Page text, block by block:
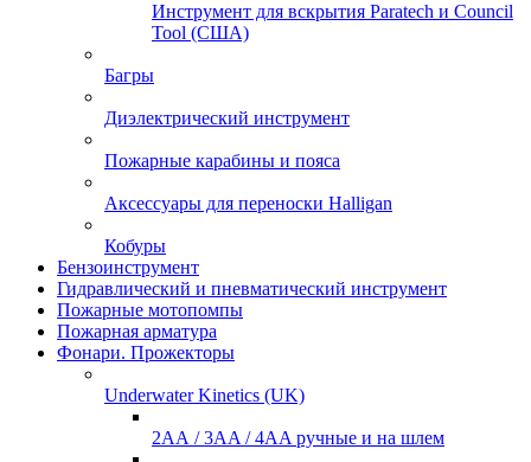
Инструмент для вскрытия Paratech и Council
Tool (США)
Багры
Диэлектрический инструмент
Пожарные карабины и пояса
Аксессуары для переноски Halligan
Кобуры
Бензоинструмент
Гидравлический и пневматический инструмент
Пожарные мотопомпы
Пожарная арматура
Фонари. Прожекторы
Underwater Kinetics (UK)
2АА / 3AA / 4AA ручные и на шлем